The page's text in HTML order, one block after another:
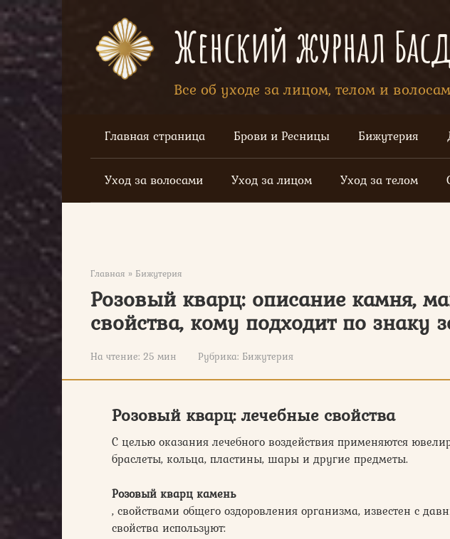
Перейти
к
контенту
Женский журнал
Все об уходе за лицом, телом и
Главная страница Брови и Ресницы Бижутерия
Уход за волосами Уход за лицом Уход за телом
Главная » Бижутерия
Розовый кварц: описание камня,
свойства, кому подходит по знаку
На чтение: 25 мин Рубрика: Бижутерия
Розовый кварц: лечебные свойства
С целью оказания лечебного воздействия применяются
браслеты, кольца, пластины, шары и другие предметы.
Розовый кварц камень
, свойствами общего оздоровления организма, известен с
свойства используют: